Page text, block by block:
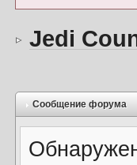
Jedi
Сообщение форума